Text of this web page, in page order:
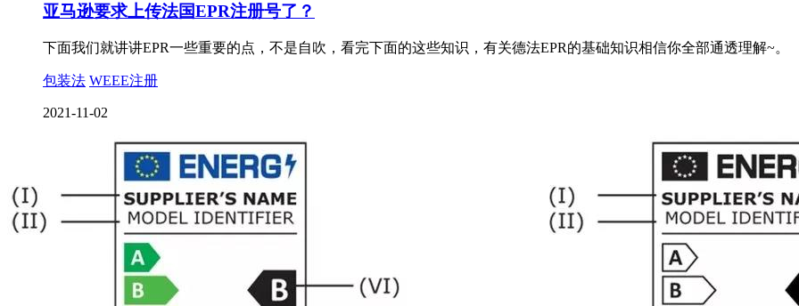
亚马逊要求上传法国EPR注册号了？
下面我们就讲讲EPR一些重要的点，不是自吹，看完下面的这些知识，有关德法EPR的基础知识相信你全部通透理解~。
包装法 WEEE注册
2021-11-02